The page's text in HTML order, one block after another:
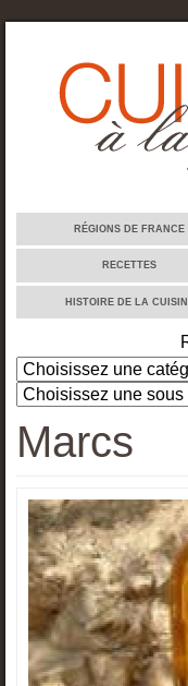
RÉGIONS DE FRANCE
RECETTES
HISTOIRE DE LA
Marcs